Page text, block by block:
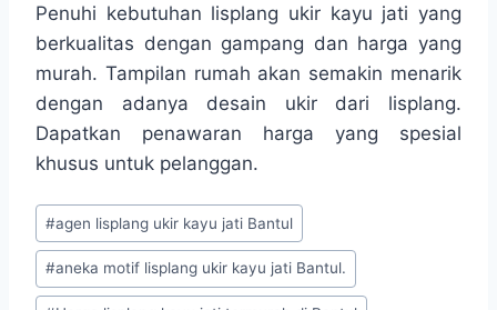
Penuhi kebutuhan lisplang ukir kayu jati yang
berkualitas dengan gampang dan harga yang
murah. Tampilan rumah akan semakin menarik
dengan adanya desain ukir dari lisplang.
Dapatkan penawaran harga yang spesial
khusus untuk pelanggan.
#agen lisplang ukir kayu jati Bantul
#aneka motif lisplang ukir kayu jati Bantul.